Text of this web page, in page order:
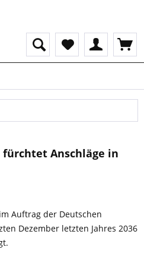
Anschläge in
Auftrag der Deutschen
Dezember letzten Jahres 2036